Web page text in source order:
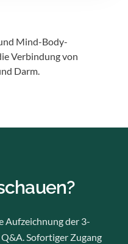
Mind-Body-
Verbindung von
Darm.
Aufzeichnung der 3-
Sofortiger Zugang